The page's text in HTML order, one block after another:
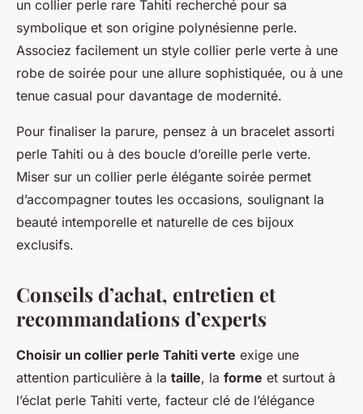
un collier perle rare Tahiti recherché pour sa
symbolique et son origine polynésienne perle.
Associez facilement un style collier perle verte à une
robe de soirée pour une allure sophistiquée, ou à une
tenue casual pour davantage de modernité.
Pour finaliser la parure, pensez à un bracelet assorti
perle Tahiti ou à des boucle d’oreille perle verte.
Miser sur un collier perle élégante soirée permet
d’accompagner toutes les occasions, soulignant la
beauté intemporelle et naturelle de ces bijoux
exclusifs.
Conseils d’achat, entretien et
recommandations d’experts
Choisir un collier perle Tahiti verte exige une
attention particulière à la taille, la forme et surtout à
l’éclat perle Tahiti verte, facteur clé de l’élégance